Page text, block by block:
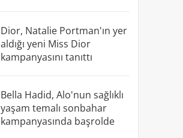
Dior, Natalie Portman'ın yer
aldığı yeni Miss Dior
kampanyasını tanıttı
Bella Hadid, Alo'nun sağlıklı
yaşam temalı sonbahar
kampanyasında başrolde